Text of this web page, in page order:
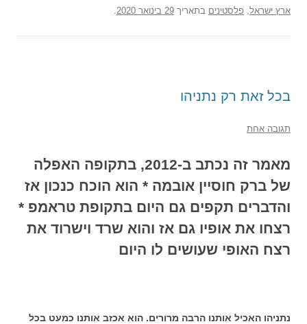
ארץ ישראל פלסטינים בתאריך 29 בינואר 2020
בכל זאת רק נתניהו
תגובה אחת
מאמר זה נכתב ב-2012, בתקופה האפלה
של ברק חוסיין אובמה * הוא הוכח כנכון אז
והדברים תקפים גם היום בתקופת טראמפ *
רצחו את אופיו גם אז והוא שרד וישרוד את
רצח האופי שעושים לו היום
נתניהו האכיל אותנו הרבה מרורים. הוא אכזב אותנו כמעט בכל